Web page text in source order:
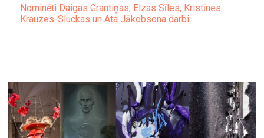
Nominēti Daigas Grantiņas, Elzas Sīles, Kristīnes
Krauzes-Sluckas un Ata Jākobsona darbi